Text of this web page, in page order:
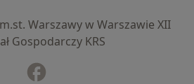
Warszawy w Warszawie XII
Gospodarczy KRS